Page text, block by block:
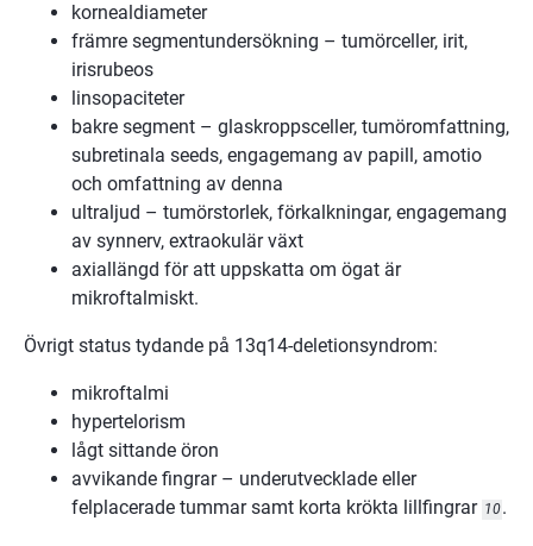
kornealdiameter
främre segmentundersökning – tumörceller, irit,
irisrubeos
linsopaciteter
bakre segment – glaskroppsceller, tumöromfattning,
subretinala seeds, engagemang av papill, amotio
och omfattning av denna
ultraljud – tumörstorlek, förkalkningar, engagemang
av synnerv, extraokulär växt
axiallängd för att uppskatta om ögat är
mikroftalmiskt.
Övrigt status tydande på 13q14-deletionsyndrom:
mikroftalmi
hypertelorism
lågt sittande öron
avvikande fingrar – underutvecklade eller
felplacerade tummar samt korta krökta lillfingrar 10.